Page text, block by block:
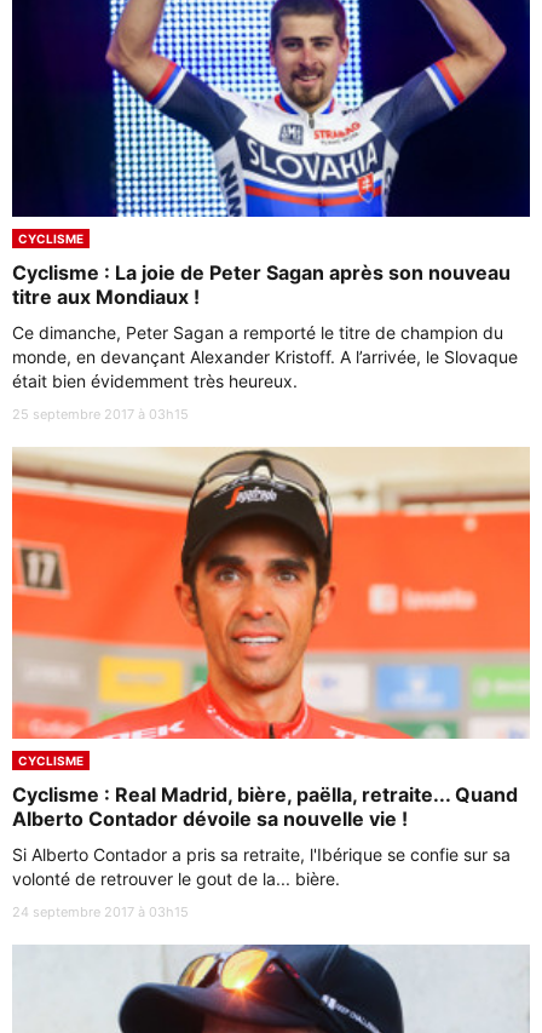
CYCLISME
Cyclisme : La joie de Peter Sagan après son nouveau
titre aux Mondiaux !
Ce dimanche, Peter Sagan a remporté le titre de champion du
monde, en devançant Alexander Kristoff. A l’arrivée, le Slovaque
était bien évidemment très heureux.
25 septembre 2017 à 03h15
CYCLISME
Cyclisme : Real Madrid, bière, paëlla, retraite... Quand
Alberto Contador dévoile sa nouvelle vie !
Si Alberto Contador a pris sa retraite, l'Ibérique se confie sur sa
volonté de retrouver le gout de la... bière.
24 septembre 2017 à 03h15